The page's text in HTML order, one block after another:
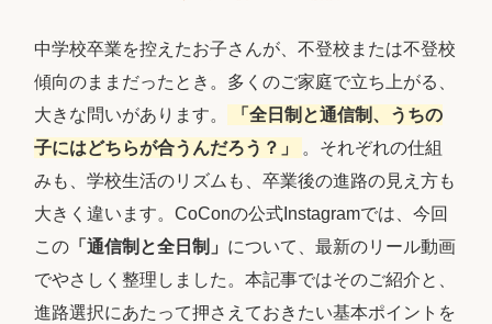
中学校卒業を控えたお子さんが、不登校または不登校
傾向のままだったとき。多くのご家庭で立ち上がる、
大きな問いがあります。
「全日制と通信制、うちの
子にはどちらが合うんだろう？」
。それぞれの仕組
みも、学校生活のリズムも、卒業後の進路の見え方も
大きく違います。CoConの公式Instagramでは、今回
この 「通信制と全日制」 について、最新のリール動画
でやさしく整理しました。本記事ではそのご紹介と、
進路選択にあたって押さえておきたい基本ポイントを